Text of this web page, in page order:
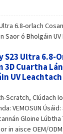
S23 Ultra 6.8-
Cuartha
UV
Scratch, Clúdach
VEMOSUN
Gloine Lúbtha
in aisce OEM/